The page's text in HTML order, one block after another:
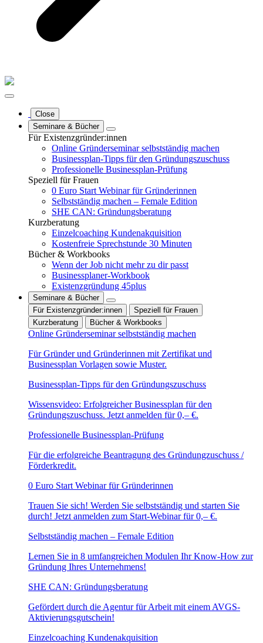
Close
Seminare & Bücher
Für Existenzgründer:innen
Online Gründerseminar selbstständig machen
Businessplan-Tipps für den Gründungszuschuss
Professionelle Businessplan-Prüfung
Speziell für Frauen
0 Euro Start Webinar für Gründerinnen
Selbstständig machen – Female Edition
SHE CAN: Gründungsberatung
Kurzberatung
Einzelcoaching Kundenakquisition
Kostenfreie Sprechstunde 30 Minuten
Bücher & Workbooks
Wenn der Job nicht mehr zu dir passt
Businessplaner-Workbook
Existenzgründung 45plus
Seminare & Bücher
Für Existenzgründer:innen
Speziell für Frauen
Kurzberatung
Bücher & Workbooks
Online Gründerseminar selbstständig machen
Für Gründer und Gründerinnen mit Zertifikat und
Businessplan Vorlagen sowie Muster.
Businessplan-Tipps für den Gründungszuschuss
Wissensvideo: Erfolgreicher Businessplan für den
Gründungszuschuss. Jetzt anmelden für 0,– €.
Professionelle Businessplan-Prüfung
Für die erfolgreiche Beantragung des Gründungzuschuss /
Förderkredit.
0 Euro Start Webinar für Gründerinnen
Trauen Sie sich! Werden Sie selbstständig und starten Sie
durch! Jetzt anmelden zum Start-Webinar für 0,– €.
Selbstständig machen – Female Edition
Lernen Sie in 8 umfangreichen Modulen Ihr Know-How zur
Gründung Ihres Unternehmens!
SHE CAN: Gründungsberatung
Gefördert durch die Agentur für Arbeit mit einem AVGS-
Aktivierungsgutschein!
Einzelcoaching Kundenakquisition